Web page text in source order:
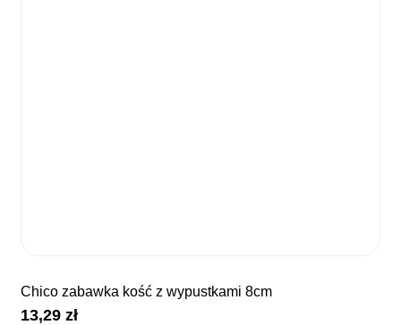
chico zabawka kość z wypustkami 8cm
13,29zł